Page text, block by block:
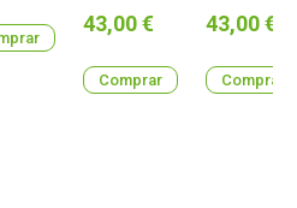
Preço
43,00 €
Comprar
Preço
43,00 €
Comprar